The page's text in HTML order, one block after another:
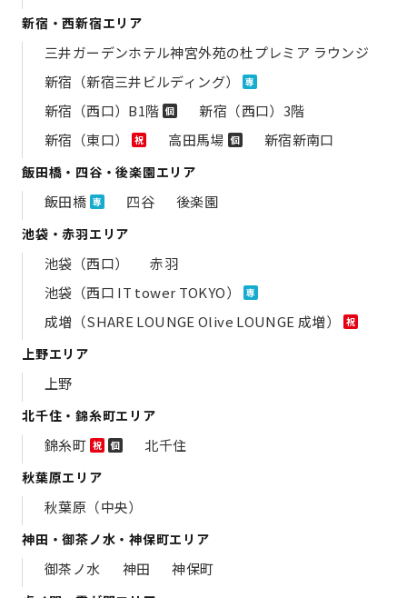
新宿・西新宿エリア
三井ガーデンホテル神宮外苑の​杜プレミア ラウンジ
新宿（新宿三井ビルディング）
専
新宿（西口）B1階 個
新宿（西口）3階
新宿（東口）
祝 高田馬場 個 新宿新南口
飯田橋・四谷・後楽園エリア
飯田橋 専 四谷 後楽園
池袋・赤羽エリア
池袋（西口）
赤羽
池袋（西口 IT tower TOKYO）
専
成増（SHARE LOUNGE Olive LOUNGE 成増） 祝
上野エリア
上野
北千住・錦糸町エリア
錦糸町 祝 個 北千住
秋葉原エリア
秋葉原（中央）
神田・御茶ノ水・神保町エリア
御茶ノ水 神田 神保町